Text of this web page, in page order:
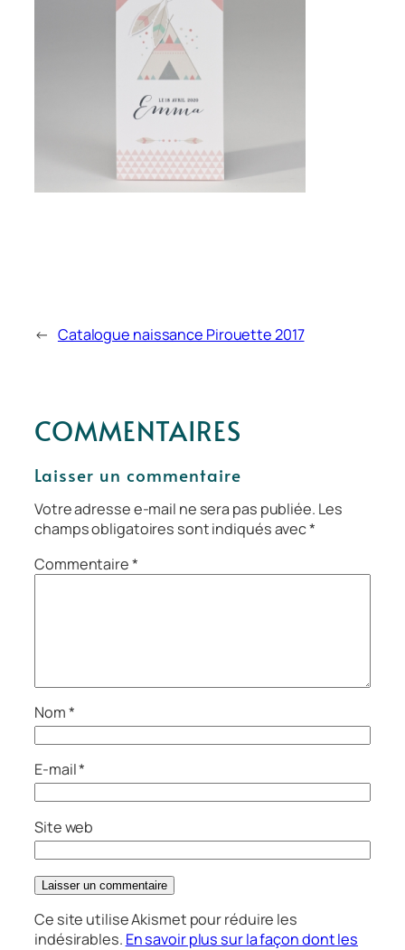
← Catalogue naissance Pirouette 2017
COMMENTAIRES
Laisser un commentaire
Votre adresse e-mail ne sera pas publiée. Les
champs obligatoires sont indiqués avec*
Commentaire*
Nom*
E-mail*
Site web
Ce site utilise Akismet pour réduire les
indésirables. En savoir plus sur la façon dont les